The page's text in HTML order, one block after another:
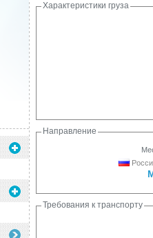
Характеристики груза
Направление
Требования к транспорту